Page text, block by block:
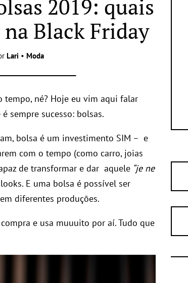
2019: quais
Black Friday
Lari • Moda
tempo, né? Hoje eu vim aqui falar
sempre sucesso: bolsas.
bolsa é um investimento SIM – e
com o tempo (como carro, joias
de transformar e dar aquele “je ne
E uma bolsa é possível ser
diferentes produções.
e usa muuuito por aí. Tudo que